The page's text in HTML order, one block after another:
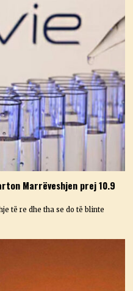
Marrëveshjen prej 10.9
të re dhe tha se do të blinte